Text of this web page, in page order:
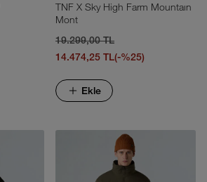
TNF X Sky High Farm Mountaın
Mont
19.299,00 TL
14.474,25 TL(-%25)
Ekle